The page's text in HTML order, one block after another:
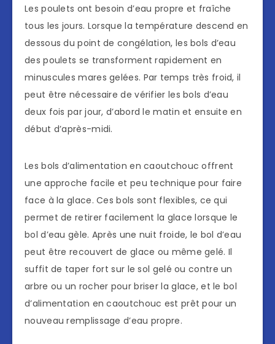
Les poulets ont besoin d’eau propre et fraîche
tous les jours. Lorsque la température descend en
dessous du point de congélation, les bols d’eau
des poulets se transforment rapidement en
minuscules mares gelées. Par temps très froid, il
peut être nécessaire de vérifier les bols d’eau
deux fois par jour, d’abord le matin et ensuite en
début d’après-midi.
Les bols d’alimentation en caoutchouc offrent
une approche facile et peu technique pour faire
face à la glace. Ces bols sont flexibles, ce qui
permet de retirer facilement la glace lorsque le
bol d’eau gèle. Après une nuit froide, le bol d’eau
peut être recouvert de glace ou même gelé. Il
suffit de taper fort sur le sol gelé ou contre un
arbre ou un rocher pour briser la glace, et le bol
d’alimentation en caoutchouc est prêt pour un
nouveau remplissage d’eau propre.